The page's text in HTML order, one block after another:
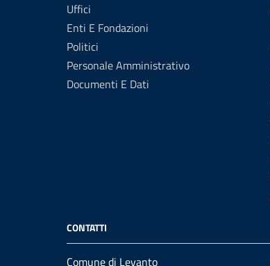
Uffici
Enti E Fondazioni
Politici
Personale Amministrativo
Documenti E Dati
CONTATTI
Comune di Levanto